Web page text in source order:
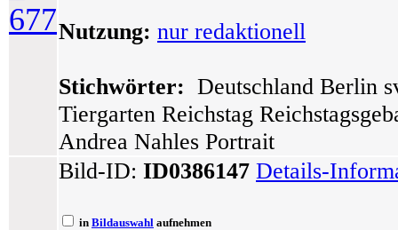
677Nutzung: nur redaktionell
Stichwörter: Deutschland Berlin
Tiergarten Reichstag
Andrea Nahles Portrait
Bild-ID: ID0386147 Details-
in Bildauswahl aufnehmen